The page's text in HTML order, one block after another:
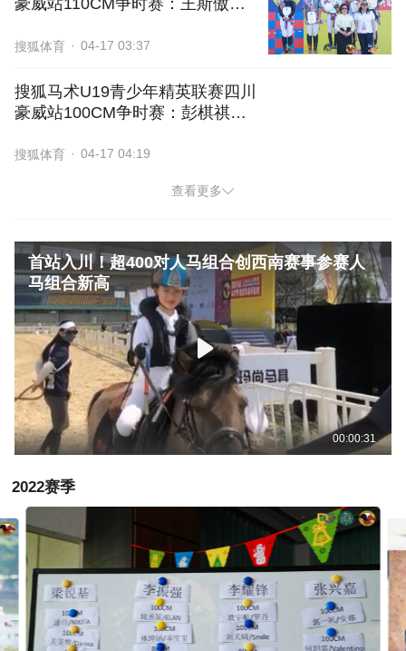
豪威站110CM争时赛：王斯傲赢
搜狐体育 04-17 03:37
搜狐马术U19青少年精英联赛四川
豪威站100CM争时赛：彭棋祺成
搜狐体育 04-17 04:19
查看更多
首站入川！超400对人马组合创西南赛事参赛人
马组合新高
00:00:31
首站入川！超400对人马组合创西南赛事参赛人马组合新高
2022赛季